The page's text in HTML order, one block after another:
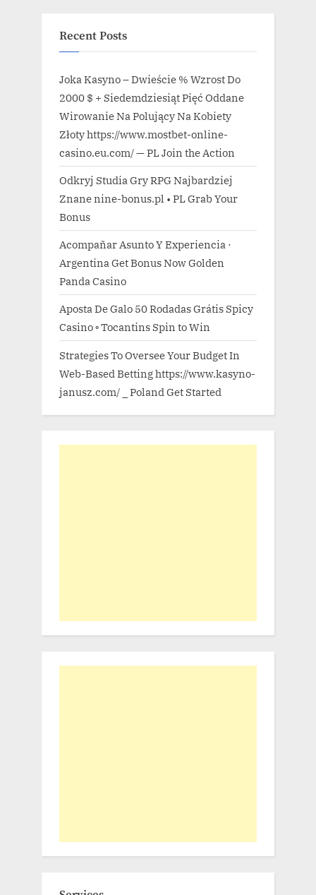
Recent Posts
Joka Kasyno – Dwieście % Wzrost Do
2000 $ + Siedemdziesiąt Pięć Oddane
Wirowanie Na Polujący Na Kobiety
Złoty https://www.mostbet-online-
casino.eu.com/ — PL Join the Action
Odkryj Studia Gry RPG Najbardziej
Znane nine-bonus.pl • PL Grab Your
Bonus
Acompañar Asunto Y Experiencia ·
Argentina Get Bonus Now Golden
Panda Casino
Aposta De Galo 50 Rodadas Grátis Spicy
Casino ◦ Tocantins Spin to Win
Strategies To Oversee Your Budget In
Web-Based Betting https://www.kasyno-
janusz.com/ _ Poland Get Started